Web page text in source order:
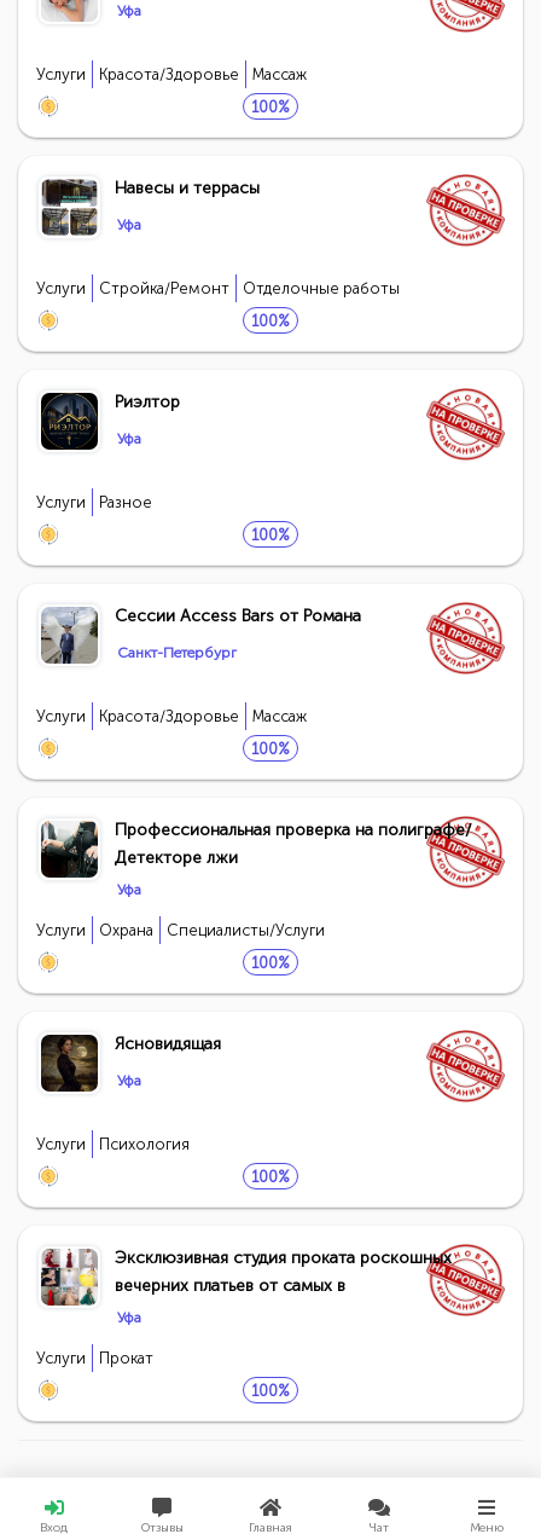
Вход Отзывы Главная Чат Меню
Уфа
Услуги Красота/Здоровье
Массаж
100%
Навесы и террасы
Уфа
Услуги Стройка/Ремонт
Отделочные работы
100%
Риэлтор
Уфа
Услуги
Разное
100%
Сессии Access Bars от Романа
Санкт-Петербург
Услуги Красота/Здоровье
Массаж
100%
Профессиональная проверка на полиграфе/
Детекторе лжи
Уфа
Услуги Охрана
Специалисты/Услуги
100%
Ясновидящая
Уфа
Услуги
Психология
100%
Эксклюзивная студия проката роскошных
вечерних платьев от самых в
Уфа
Услуги
Прокат
100%